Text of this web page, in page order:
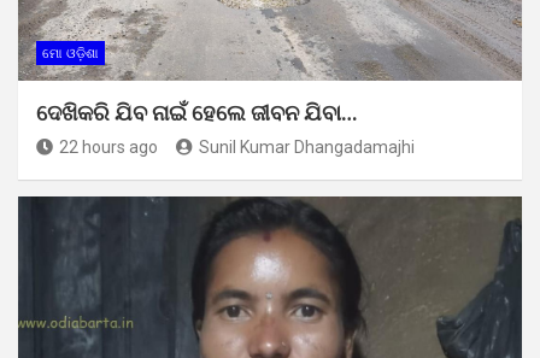
ମୋ ଓଡ଼ିଶା
ଦେଖିକରି ଯିବ ନାଇଁ ହେଲେ ଜୀବନ ଯିବା…
22 hours ago Sunil Kumar Dhangadamajhi